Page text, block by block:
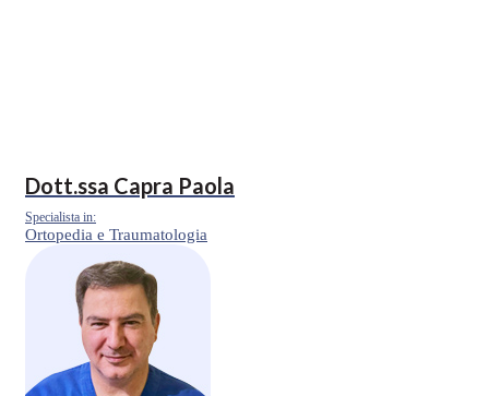
Dott.ssa Capra Paola
Specialista in:
Ortopedia e Traumatologia